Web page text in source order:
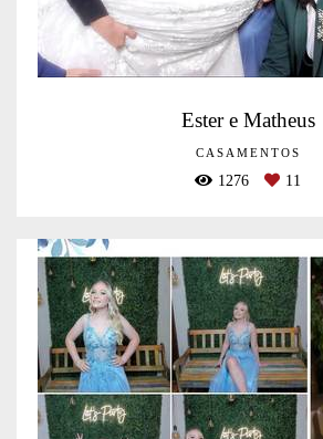
Ester e Matheus
CASAMENTOS
1276 11